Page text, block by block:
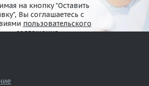
на кнопку "Оставить
Вы соглашаетесь с
пользовательского
соглашения